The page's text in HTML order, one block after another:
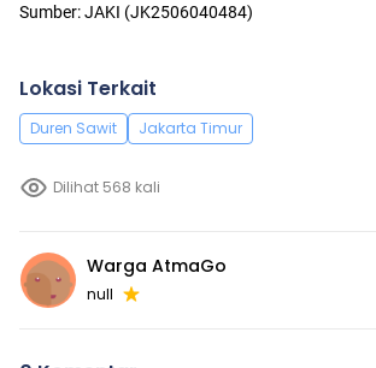
Sumber: JAKI (JK2506040484)
Lokasi Terkait
Duren Sawit Jakarta Timur
Dilihat 568 kali
Warga AtmaGo
null